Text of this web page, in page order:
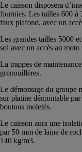
Le caisson disposera
fournies. Les tailles 600 à
faux plafond, avec un
Les grandes tailles 5000
sol avec un accès au
La trappes de
grenouillères.
Le démontage du groupe
sur platine démontable par
boutons moletés.
Le caisson aura une
par 50 mm de laine de
140 kg/m3.